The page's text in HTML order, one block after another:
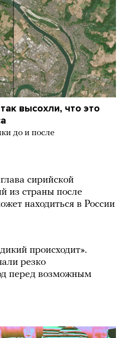
высохли, что это
до и после
сирийской
из страны после
находиться в России
происходит».
резко
перед возможным